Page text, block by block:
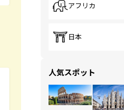
アフリカ
日本
人気スポット